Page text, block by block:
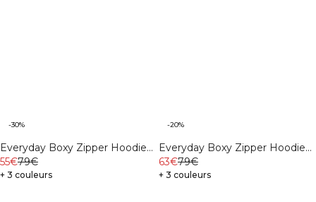
-30%
Everyday Boxy Zipper Hoodie
Cream
55€79€
+ 3 couleurs
-20%
Everyday Boxy Zipper Hoodie
Dark Mahogany
63€79€
+ 3 couleurs